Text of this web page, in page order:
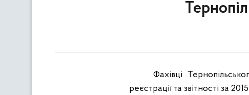
Фахівці
реєстрації та звітності за